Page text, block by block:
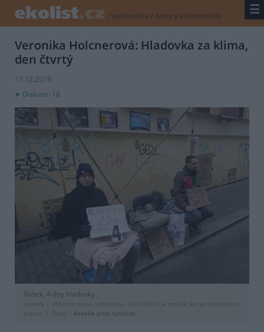
/ publicistika / názory a komentáře ☰
Veronika Holcnerová: Hladovka za klima,
den čtvrtý
17.12.2019
Diskuse: 18
Vašek, 4 dny hladovky.
Licence |
Všechna práva vyhrazena. Další šíření je možné jen se souhlasem
autora
Zdroj | Rebelie proti vyhynutí